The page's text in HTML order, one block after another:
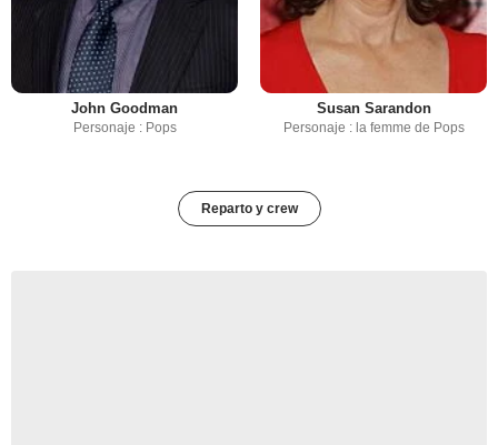
John Goodman
Personaje : Pops
Susan Sarandon
Personaje : la femme de Pops
Reparto y crew